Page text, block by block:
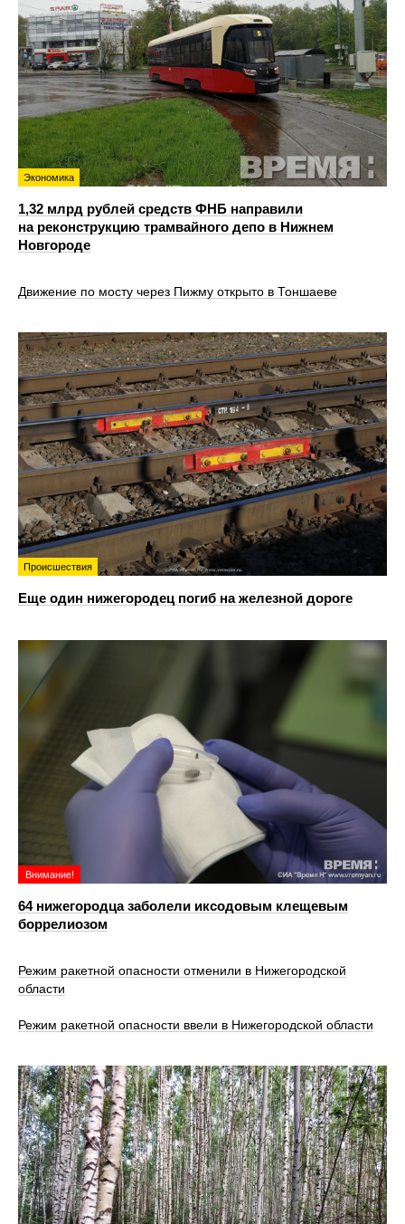
Экономика
1,32 млрд рублей средств ФНБ направили
на реконструкцию трамвайного депо в Нижнем
Новгороде
Движение по мосту через Пижму открыто в Тоншаеве
Происшествия
Еще один нижегородец погиб на железной дороге
Внимание!
64 нижегородца заболели иксодовым клещевым
боррелиозом
Режим ракетной опасности отменили в Нижегородской
области
Режим ракетной опасности ввели в Нижегородской области